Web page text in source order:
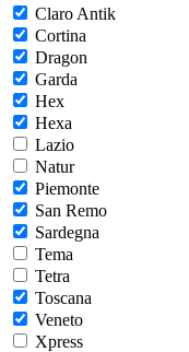
Claro Antik
Cortina
Dragon
Garda
Hex
Hexa
Lazio
Natur
Piemonte
San Remo
Sardegna
Tema
Tetra
Toscana
Veneto
Xpress